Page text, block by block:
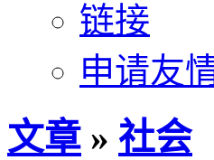
链接
申请友
文章 » 社会